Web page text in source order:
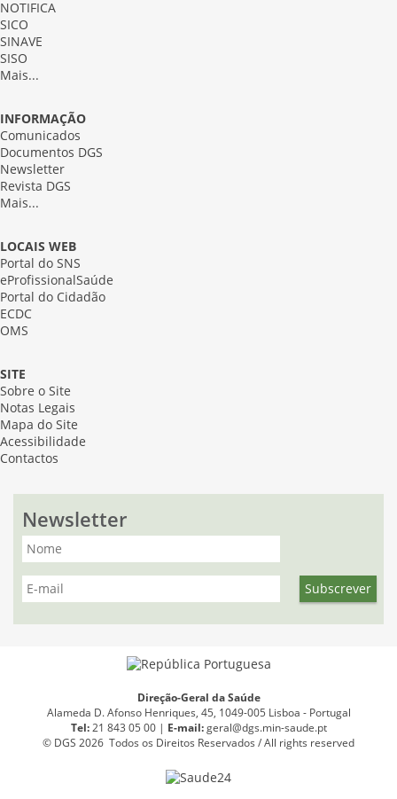
NOTIFICA
SICO
SINAVE
SISO
Mais...
INFORMAÇÃO
Comunicados
Documentos DGS
Newsletter
Revista DGS
Mais...
LOCAIS WEB
Portal do SNS
eProfissionalSaúde
Portal do Cidadão
ECDC
OMS
SITE
Sobre o Site
Notas Legais
Mapa do Site
Acessibilidade
Contactos
Newsletter
Direção-Geral da Saúde
Alameda D. Afonso Henriques, 45, 1049-005 Lisboa - Portugal
Tel:21 843 05 00 | E-mail: geral@dgs.min-saude.pt
© DGS 2026 Todos os Direitos Reservados / All rights reserved